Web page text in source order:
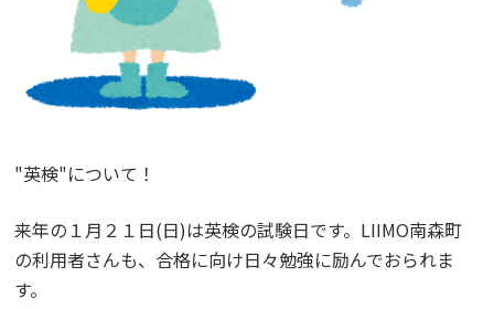
"英検"について！
来年の１月２１日(日)は英検の試験日です。LIIMO南森町
の利用者さんも、合格に向け日々勉強に励んでおられま
す。